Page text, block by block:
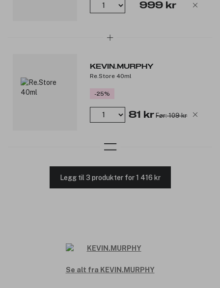
999 kr
KEVIN.MURPHY
Re.Store 40ml
-25%
81 kr Før: 109 kr
Legg til 3 produkter for 1 416 kr
Se alt fra KEVIN.MURPHY